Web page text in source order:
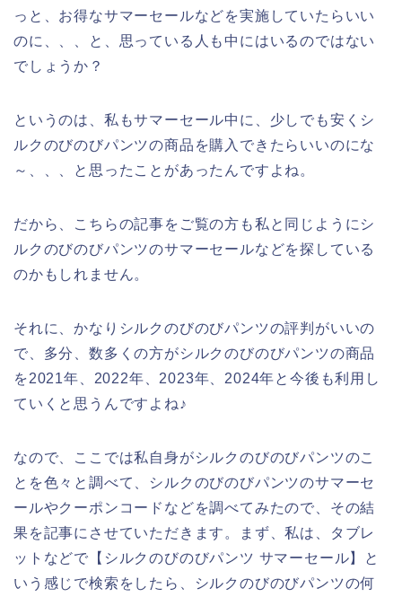
っと、お得なサマーセールなどを実施していたらいい
のに、、、と、思っている人も中にはいるのではない
でしょうか？
というのは、私もサマーセール中に、少しでも安くシ
ルクのびのびパンツの商品を購入できたらいいのにな
～、、、と思ったことがあったんですよね。
だから、こちらの記事をご覧の方も私と同じようにシ
ルクのびのびパンツのサマーセールなどを探している
のかもしれません。
それに、かなりシルクのびのびパンツの評判がいいの
で、多分、数多くの方がシルクのびのびパンツの商品
を2021年、2022年、2023年、2024年と今後も利用し
ていくと思うんですよね♪
なので、ここでは私自身がシルクのびのびパンツのこ
とを色々と調べて、シルクのびのびパンツのサマーセ
ールやクーポンコードなどを調べてみたので、その結
果を記事にさせていただきます。まず、私は、タブレ
ットなどで【シルクのびのびパンツ サマーセール】と
いう感じで検索をしたら、シルクのびのびパンツの何